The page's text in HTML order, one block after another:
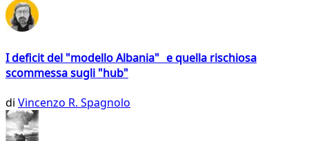
I deficit del "modello Albania" e quella rischiosa
scommessa sugli "hub"
di Vincenzo R. Spagnolo